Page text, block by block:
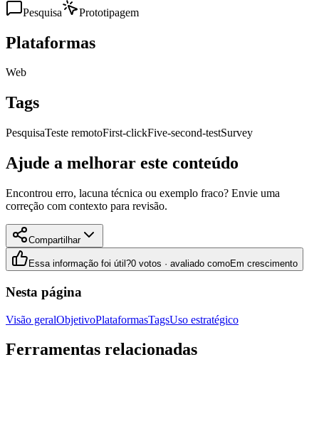
Pesquisa Prototipagem
Plataformas
Web
Tags
PesquisaTeste remotoFirst-clickFive-second-testSurvey
Ajude a melhorar este conteúdo
Encontrou erro, lacuna técnica ou exemplo fraco? Envie uma
correção com contexto para revisão.
Compartilhar
Essa informação foi útil?0 votos · avaliado comoEm crescimento
Nesta página
Visão geralObjetivoPlataformasTagsUso estratégico
Ferramentas relacionadas